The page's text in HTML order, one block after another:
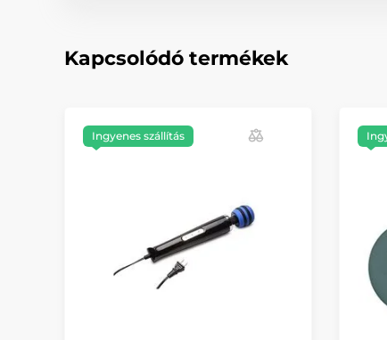
Kapcsolódó termékek
Ingyenes szállítás